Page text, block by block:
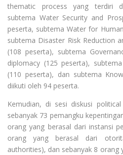
thematic process yang terdiri
subtema Water Security and
peserta, subtema Water for
subtema Disaster Risk Reduction
(108 peserta), subtema
diplomacy (125 peserta),
(110 peserta), dan subtema
diikuti oleh 94 peserta.
Kemudian, di sesi diskusi
sebanyak 73 pemangku
orang yang berasal dari instansi
orang yang berasal dari
authorities), dan sebanyak 8 orang